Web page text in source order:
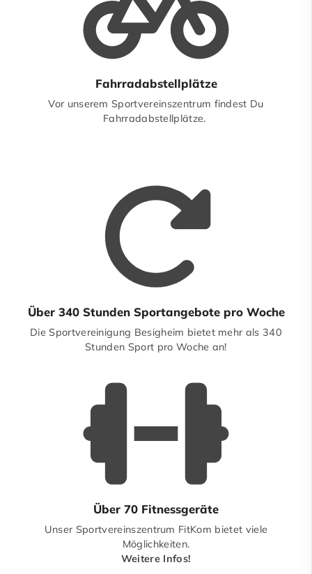
Fahrradabstellplätze
Vor unserem Sportvereinszentrum findest Du
Fahrradabstellplätze.
Über 340 Stunden Sportangebote pro Woche
Die Sportvereinigung Besigheim bietet mehr als 340
Stunden Sport pro Woche an!
Über 70 Fitnessgeräte
Unser Sportvereinszentrum FitKom bietet viele
Möglichkeiten.
Weitere Infos!